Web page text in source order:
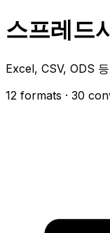
스프레드
Excel, CSV, ODS
12 formats · 30